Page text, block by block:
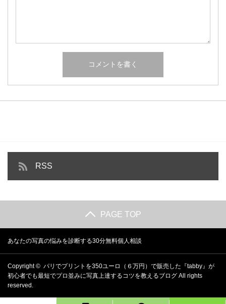
RSS
PAGE TOP
あなたの写真の悩みを診断する30分無料個人相談
Copyright © パリでプリントを350ユーロ（６万円）で販売した『tabby』が
初心者でも最短でプロ並みに写真上達するコツを教えるブログ All rights
reserved.